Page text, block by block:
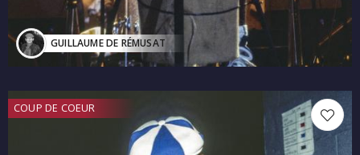
GUILLAUME DE RÉMUSAT
COUP DE COEUR